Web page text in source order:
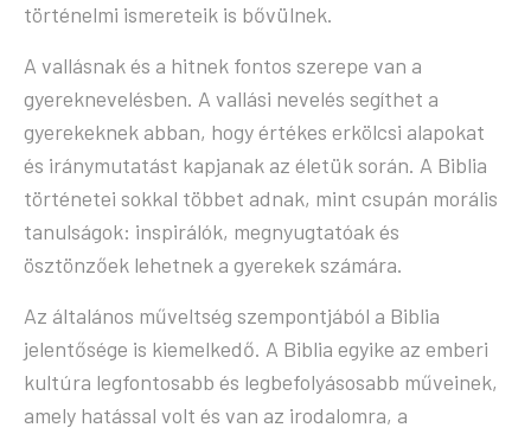
történelmi ismereteik is bővülnek.
A vallásnak és a hitnek fontos szerepe van a
gyereknevelésben. A vallási nevelés segíthet a
gyerekeknek abban, hogy értékes erkölcsi alapokat
és iránymutatást kapjanak az életük során. A Biblia
történetei sokkal többet adnak, mint csupán morális
tanulságok: inspirálók, megnyugtatóak és
ösztönzőek lehetnek a gyerekek számára.
Az általános műveltség szempontjából a Biblia
jelentősége is kiemelkedő. A Biblia egyike az emberi
kultúra legfontosabb és legbefolyásosabb műveinek,
amely hatással volt és van az irodalomra, a